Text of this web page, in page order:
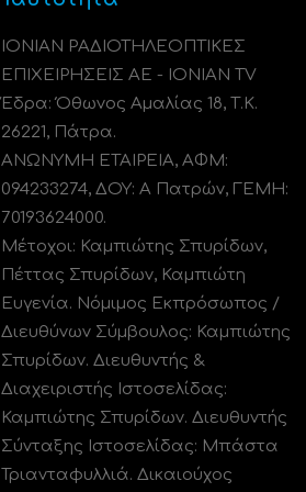
ΙΟΝΙΑΝ ΡΑΔΙΟΤΗΛΕΟΠΤΙΚΕΣ
ΕΠΙΧΕΙΡΗΣΕΙΣ ΑΕ - IONIAN TV
Έδρα: Όθωνος Αμαλίας 18, Τ.Κ.
26221, Πάτρα.
ΑΝΩΝΥΜΗ ΕΤΑΙΡΕΙΑ, ΑΦΜ:
094233274, ΔΟΥ: A Πατρών, ΓΕΜΗ:
70193624000.
Μέτοχοι: Καμπιώτης Σπυρίδων,
Πέττας Σπυρίδων, Καμπιώτη
Ευγενία. Νόμιμος Εκπρόσωπος /
Διευθύνων Σύμβουλος: Καμπιώτης
Σπυρίδων. Διευθυντής &
Διαχειριστής Ιστοσελίδας:
Καμπιώτης Σπυρίδων. Διευθυντής
Σύνταξης Ιστοσελίδας: Μπάστα
Τριανταφυλλιά. Δικαιούχος